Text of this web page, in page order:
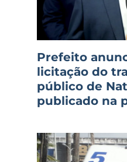
Prefeito
licitação do
público de
publicado na